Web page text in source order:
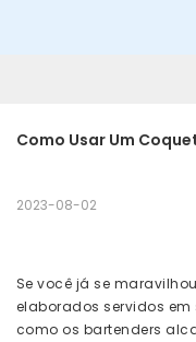
Como Usar Um
2023-08-02
Se você já se
elaborados servidos em
como os bartenders